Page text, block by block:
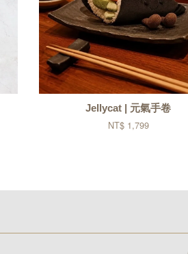
Jellycat | 元氣手卷
NT$ 1,799